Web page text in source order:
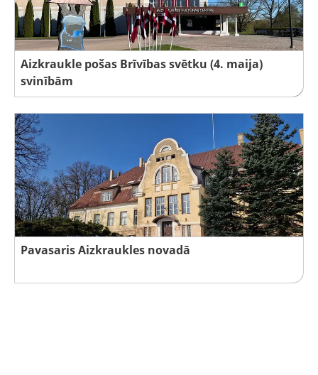
Aizkraukle pošas Brīvības svētku (4. maija)
svinībām
Pavasaris Aizkraukles novadā